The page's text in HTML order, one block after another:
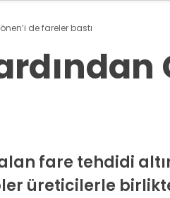
de fareler bastı
fare tehdidi
üreticilerle